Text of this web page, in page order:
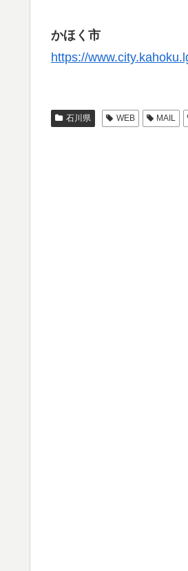
かほく市
https://
石川県 WEB MAIL